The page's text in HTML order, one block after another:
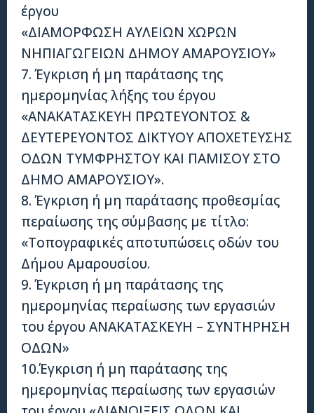
έργου
«ΔΙΑΜΟΡΦΩΣΗ ΑΥΛΕΙΩΝ ΧΩΡΩΝ
ΝΗΠΙΑΓΩΓΕΙΩΝ ΔΗΜΟΥ ΑΜΑΡΟΥΣΙΟΥ»
7. Έγκριση ή μη παράτασης της
ημερομηνίας λήξης του έργου
«ΑΝΑΚΑΤΑΣΚΕΥΗ ΠΡΩΤΕΥΟΝΤΟΣ &
ΔΕΥΤΕΡΕΥΟΝΤΟΣ ΔΙΚΤΥΟΥ ΑΠΟΧΕΤΕΥΣΗΣ
ΟΔΩΝ ΤΥΜΦΡΗΣΤΟΥ ΚΑΙ ΠΑΜΙΣΟΥ ΣΤΟ
ΔΗΜΟ ΑΜΑΡΟΥΣΙΟΥ».
8. Έγκριση ή μη παράτασης προθεσμίας
περαίωσης της σύμβασης με τίτλο:
«Τοπογραφικές αποτυπώσεις οδών του
Δήμου Αμαρουσίου.
9. Έγκριση ή μη παράτασης της
ημερομηνίας περαίωσης των εργασιών
του έργου ΑΝΑΚΑΤΑΣΚΕΥΗ – ΣΥΝΤΗΡΗΣΗ
ΟΔΩΝ»
10.Έγκριση ή μη παράτασης της
ημερομηνίας περαίωσης των εργασιών